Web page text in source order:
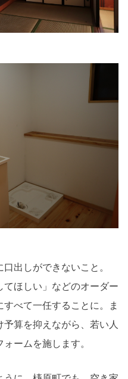
出しができないこと。
てほしい」などのオーダー
べて一任することに。ま
算を抑えながら、若い人
ームを施します。